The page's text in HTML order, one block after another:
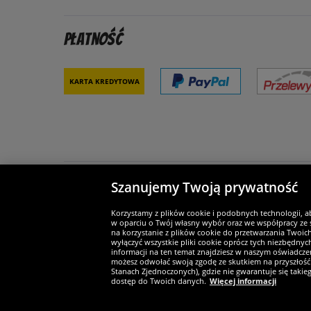
Płatność
Karta kredytowa
Partnerzy i bezpieczeństwo
Widerruf
Szanujemy Twoją prywatność
Korzystamy z plików cookie i podobnych technologii,
w oparciu o Twój własny wybór oraz we współpracy
na korzystanie z plików cookie do przetwarzania
wyłączyć wszystkie pliki cookie oprócz tych
informacji na ten temat znajdziesz w naszym
możesz odwołać swoją zgodę ze skutkiem na
Stanach Zjednoczonych), gdzie nie gwarantuje się
dostęp do Twoich danych. Więcej informacji